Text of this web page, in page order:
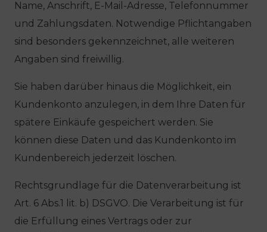
Name, Anschrift, E-Mail-Adresse, Telefonnummer
und Zahlungsdaten. Notwendige Pflichtangaben
sind besonders gekennzeichnet, alle weiteren
Angaben sind freiwillig.
Sie haben darüber hinaus die Möglichkeit, ein
Kundenkonto anzulegen, in dem Ihre Daten für
spätere Einkäufe gespeichert werden. Sie
können diese Daten und das Kundenkonto im
Kundenbereich jederzeit löschen.
Rechtsgrundlage für die Datenverarbeitung ist
Art. 6 Abs.1 lit. b) DSGVO. Die Verarbeitung ist für
die Erfüllung eines Vertrags oder zur